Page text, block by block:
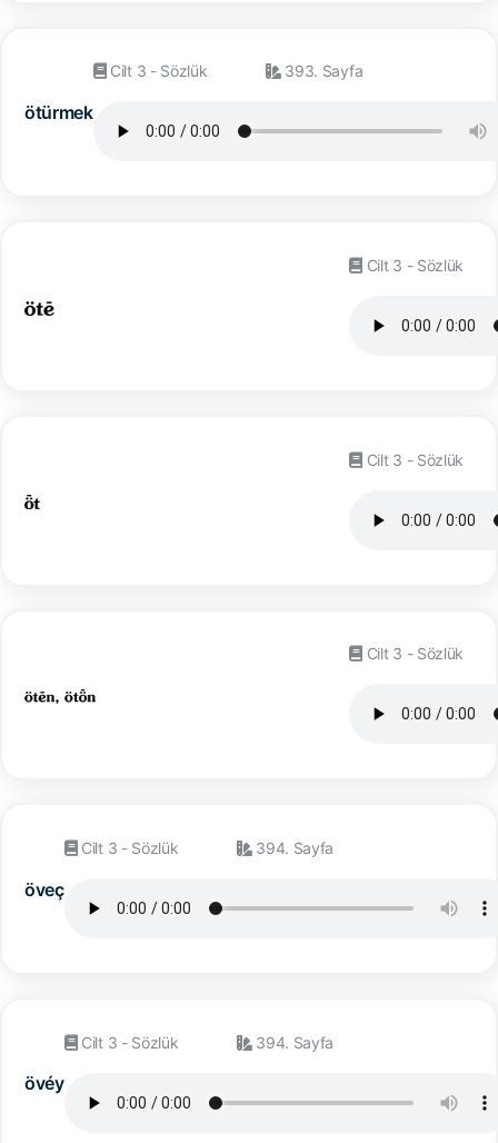
ötürmek
Cilt 3 - Sözlük 393. Sayfa
Cilt 3 - Sözlük
Cilt 3 - Sözlük
Cilt 3 - Sözlük
öveç
Cilt 3 - Sözlük 394. Sayfa
övéy
Cilt 3 - Sözlük 394. Sayfa